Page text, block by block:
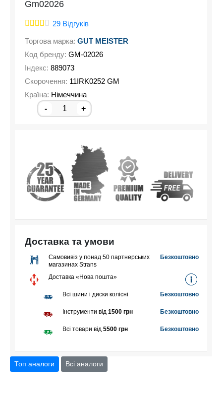
постачається у практичній плахті, яка допомагає
знаходити потрібний розмір та зручно
становить 4,03 кг.
Gm02026
29 Відгуків
Торгова марка: GUT MEISTER
Код бренду: GM-02026
Індекс: 889073
Скорочення: 11IRK0252 GM
Країна: Німеччина
-
+
Доставка та умови
Самовивіз у понад 50 партнерських
магазинах Strans
Безкоштовно
Доставка «Нова пошта»
Всі шини і диски колісні Безкоштовно
Інструменти від1500 грн Безкоштовно
Всі товари від5500 грн Безкоштовно
Топ аналоги Всі аналоги